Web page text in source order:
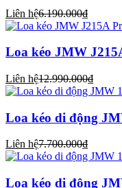
Liên hệ6.190.000₫
Loa kéo JMW
Liên hệ12.990.000₫
Loa kéo di động
Liên hệ7.700.000₫
Loa kéo di động